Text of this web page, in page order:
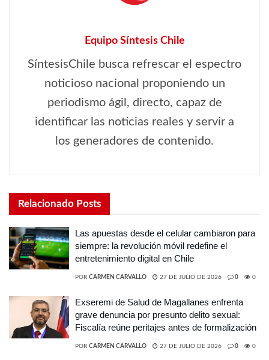
Equipo Síntesis Chile
SíntesisChile busca refrescar el espectro
noticioso nacional proponiendo un
periodismo ágil, directo, capaz de
identificar las noticias reales y servir a
los generadores de contenido.
Relacionado Posts
Las apuestas desde el celular cambiaron para
siempre: la revolución móvil redefine el
entretenimiento digital en Chile
POR CARMEN CARVALLO 27 DE JULIO DE 2026 0 0
Exseremi de Salud de Magallanes enfrenta
grave denuncia por presunto delito sexual:
Fiscalía reúne peritajes antes de formalización
POR CARMEN CARVALLO 27 DE JULIO DE 2026 0 0